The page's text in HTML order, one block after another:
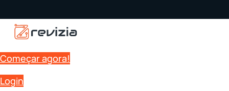
Começar agora!
Login